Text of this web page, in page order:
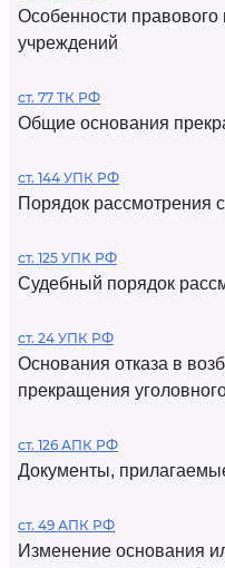
Особенности
учреждений
ст. 77 ТК РФ
Общие основания
ст. 144 УПК РФ
Порядок рассмотрения
ст. 125 УПК РФ
Судебный порядок
ст. 24 УПК РФ
Основания отказа в
прекращения
ст. 126 АПК РФ
Документы,
ст. 49 АПК РФ
Изменение основания